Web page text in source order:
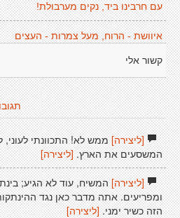
עם חרבינו ביד, נקים מערבולת!
איוושת - הרוח, מעל צמרות - העצים
קשור אלי
[ליצירה]ממש לא! התכוונתי
המשסעים את הארץ. [ליצירה]
[ליצירה]המשיח, עוד לא הגיע;
ומפריעים. אתה מדבר כאן נגד
הזה כשיר ימני. [ליצירה]